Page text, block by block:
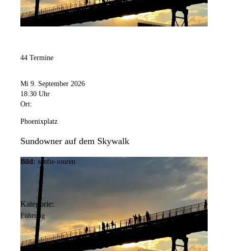
44 Termine
Mi 9. September 2026
18:30 Uhr
Ort:
Phoenixplatz
Sundowner auf dem Skywalk
Bild: sanfte-touren
Kategorie:
Führung